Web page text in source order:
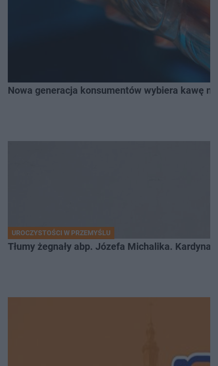
Nowa generacja konsumentów wybiera kawę
UROCZYSTOŚCI W PRZEMYŚLU
Tłumy żegnały abp. Józefa Michalika.